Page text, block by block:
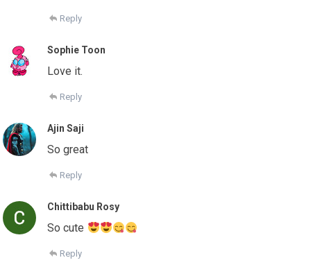
Reply
Sophie Toon
Love it.
Reply
Ajin Saji
So great
Reply
Chittibabu Rosy
So cute
Reply